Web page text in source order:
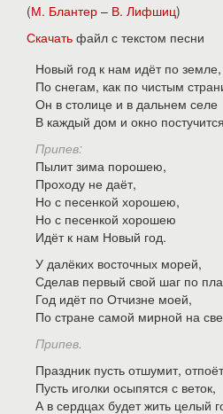
(М. Блантер – В. Лифшиц)
Скачать файл с текстом песни
Новый год к нам идёт по земле,
По снегам, как по чистым
Он в столице и в дальнем селе
В каждый дом и окно
Припев:
Пылит зима порошею,
Проходу не даёт,
Но с песенкой хорошею,
Но с песенкой хорошею
Идёт к нам Новый год.
У далёких восточных морей,
Сделав первый свой шаг по
Год идёт по Отчизне моей,
По стране самой мирной на
Припев.
Праздник пусть отшумит,
Пусть иголки осыпятся с веток,
А в сердцах будет жить целый